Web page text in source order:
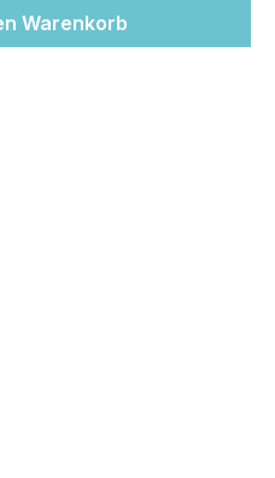
Wert
Warenkorb